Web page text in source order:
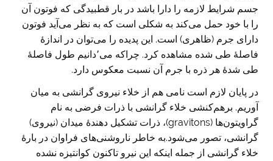
جسم شرایط لازمه را دارا باشد در بار قطبیدگی که فوتون آن
را با خود حمل می‌کند به شکلی است که به نظر می‌آید فوتون
دارای جرم (ظاهری) است. این پدیده را می‌توان در اندازهٔ
فاصلهٔ طی شده مشاهده کرد. چراکه می٬‌دانیم طول فاصلهٔ
طی شده‌ٔ هر ذره‌ با جرم آن نسبت معکوس دارد.
در پایان لازم است نامی هم از خلاء نیروی گرانشی به میان
آوریم. برهم‌کنشی خلاء گرانشی با ذرات فرضی به نام
گراویتون‌ها (gravitons)، ذرات تشکیل دهندهٔ میدان (نیروی)
گرانشی، تصور می‌شود.به خاطر ناروشنی‌های فراوان در بارهٔ
خلاء گرانشی از جمله اینکه این نیرو تاکنون کوانتیزه نشده